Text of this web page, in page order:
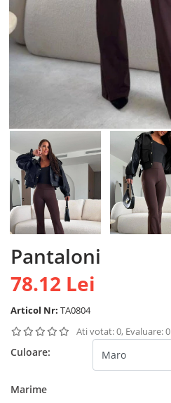
Pantaloni
78.12 Lei
Articol Nr: TA0804
Ati votat: 0, Evaluare: 0
Culoare:
Marime